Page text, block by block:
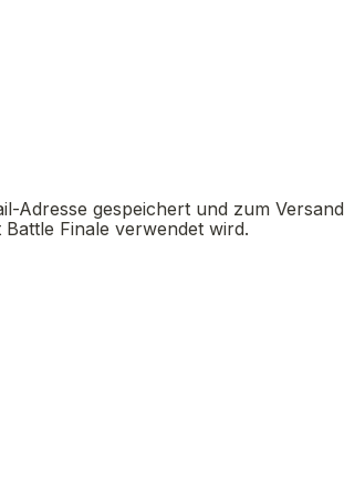
Adresse gespeichert und zum Versand
Finale verwendet wird.